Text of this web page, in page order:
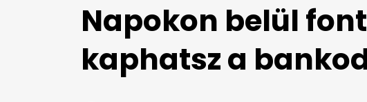
Napokon belül
kaphatsz a